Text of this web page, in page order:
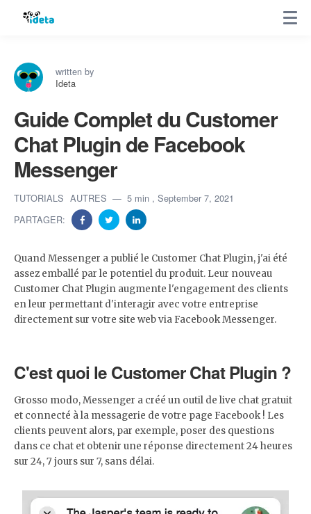
written by
Ideta
Guide Complet du Customer
Chat Plugin de Facebook
Messenger
TUTORIALS AUTRES 5 min , September 7, 2021
PARTAGER:
Quand Messenger a publié le Customer Chat Plugin, j'ai été
assez emballé par le potentiel du produit. Leur nouveau
Customer Chat Plugin augmente l'engagement des clients
en leur permettant d'interagir avec votre entreprise
directement sur votre site web via Facebook Messenger.
C'est quoi le Customer Chat Plugin ?
Grosso modo, Messenger a créé un outil de live chat gratuit
et connecté à la messagerie de votre page Facebook ! Les
clients peuvent alors, par exemple, poser des questions
dans ce chat et obtenir une réponse directement 24 heures
sur 24, 7 jours sur 7, sans délai.